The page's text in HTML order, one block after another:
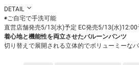
DETAIL
◉ご自宅で手洗可能
直営店舗発売5/13(水)予定 EC発売5/13(水)12:00
着心地と機能性を両立させたバルーンパンツ
切り替えで展開される立体的でボリューミーな